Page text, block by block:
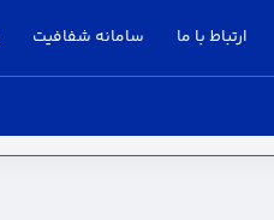
ارتباط با ما سامانه شفافیت
- استانداری قزوین